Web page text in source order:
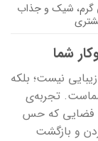
گرم، شیک و جذاب
شما
نیست؛ بلکه
تجربه‌ی
فضایی که حس
و بازگشت